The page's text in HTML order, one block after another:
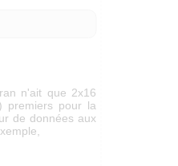
n'ait que 2x16
premiers pour la
de données aux